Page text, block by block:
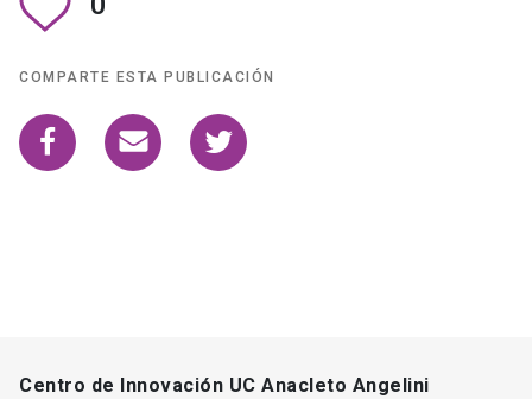
COMPARTE ESTA PUBLICACIÓN
Centro de Innovación UC Anacleto Angelini